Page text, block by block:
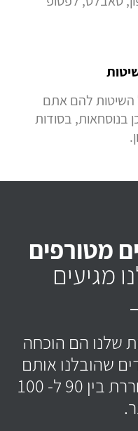
השיטות להם אתם
בנוסחאות, בסודות
מטורפים
מגיעים
שלנו הם הוכחה
שהובלנו אותם
מכישלונות להצלחה מסחררת בין 90 ל- 100